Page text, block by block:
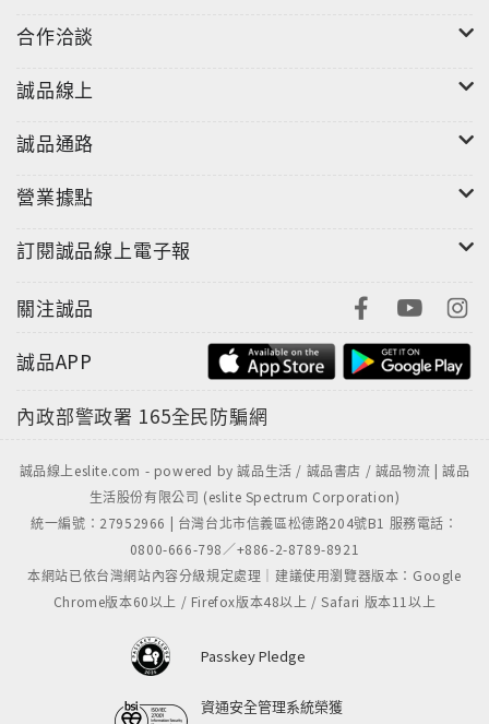
合作洽談
誠品線上
誠品通路
營業據點
訂閱誠品線上電子報
關注誠品
誠品APP
內政部警政署 165全民防騙網
誠品線上eslite.com - powered by 誠品生活 / 誠品書店 / 誠品物流 | 誠品
生活股份有限公司 (eslite Spectrum Corporation)
統一編號：27952966 | 台灣台北市信義區松德路204號B1 服務電話：
0800-666-798／+886-2-8789-8921
本網站已依台灣網站內容分級規定處理｜建議使用瀏覽器版本：Google
Chrome版本60以上 / Firefox版本48以上 / Safari 版本11以上
Passkey Pledge
資通安全管理系統榮獲